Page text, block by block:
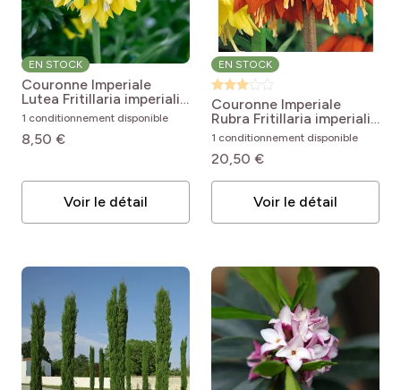
EN STOCK
Couronne Imperiale
Lutea Fritillaria imperialis
Lutea
1 conditionnement disponible
8,50 €
Voir le détail
EN STOCK
Couronne Imperiale
Rubra Fritillaria imperialis
Rubra
1 conditionnement disponible
20,50 €
Voir le détail